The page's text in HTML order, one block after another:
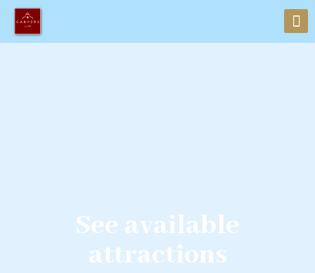
See available
attractions